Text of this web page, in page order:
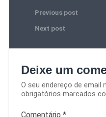
Previous post
Next post
Deixe um
O seu endereço de email
obrigatórios marcados
Comentário *